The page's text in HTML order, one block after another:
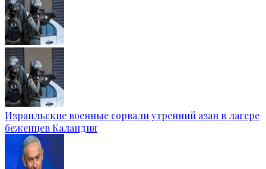
Израильские военные сорвали утренний азан в лагере
беженцев Каландия